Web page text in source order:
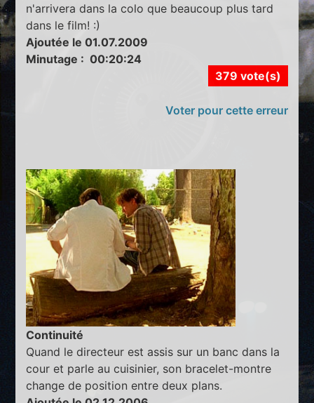
n'arrivera dans la colo que beaucoup plus tard
dans le film! :)
Ajoutée le 01.07.2009
Minutage : 00:20:24
379 vote(s)
Voter pour cette erreur
Continuité
Quand le directeur est assis sur un banc dans la
cour et parle au cuisinier, son bracelet-montre
change de position entre deux plans.